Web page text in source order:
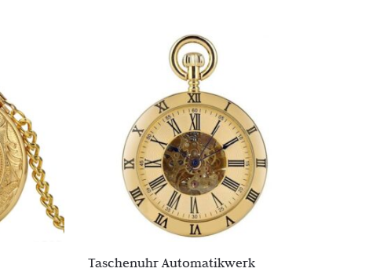
Taschenuhr Automatikwerk